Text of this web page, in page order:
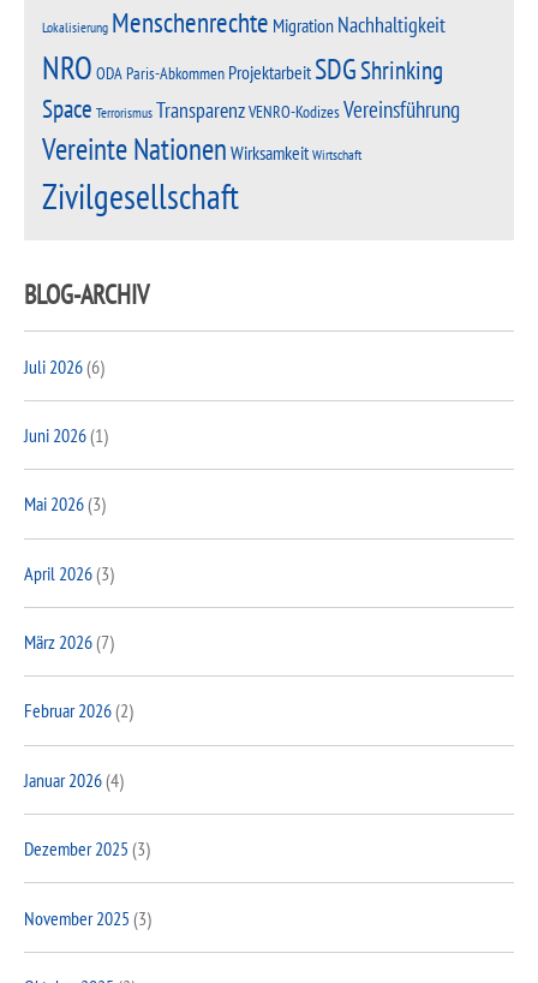
Lokalisierung Menschenrechte Migration Nachhaltigkeit
NRO ODAParis-Abkommen ProjektarbeitSDGShrinking
Space TerrorismusTransparenzVENRO-KodizesVereinsführung
Vereinte Nationen Wirksamkeit Wirtschaft
Zivilgesellschaft
BLOG-ARCHIV
Juli 2026(6)
Juni 2026(1)
Mai 2026(3)
April 2026(3)
März 2026(7)
Februar 2026(2)
Januar 2026(4)
Dezember 2025 (3)
November 2025 (3)